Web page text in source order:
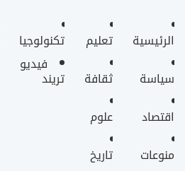
الرئيسية
سياسة
اقتصاد
منوعات
تعليم
ثقافة
علوم
تاريخ
تكنولوجيا
فيديو
تريند